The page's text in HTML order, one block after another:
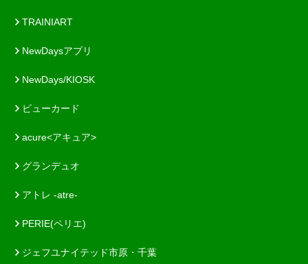
TRAINIART
NewDaysアプリ
NewDays/KIOSK
ビューカード
acure<アキュア>
グランデュオ
アトレ -atre-
PERIE(ペリエ)
ジェフユナイテッド市原・千葉